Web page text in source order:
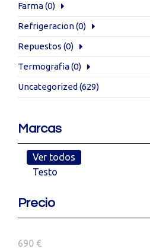
Farma(0)
Refrigeracion(0)
Repuestos (0)
Termografia(0)
Uncategorized (629)
Marcas
Ver todos
Testo
Precio
690 €